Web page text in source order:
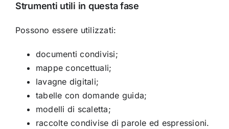
Strumenti utili in questa fase
Possono essere utilizzati:
documenti condivisi;
mappe concettuali;
lavagne digitali;
tabelle con domande guida;
modelli di scaletta;
raccolte condivise di parole ed espressioni.